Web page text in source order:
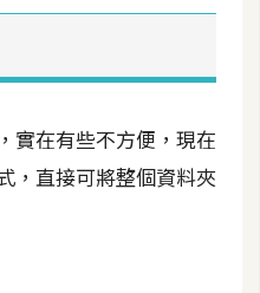
實在有些不方便，現在
，直接可將整個資料夾